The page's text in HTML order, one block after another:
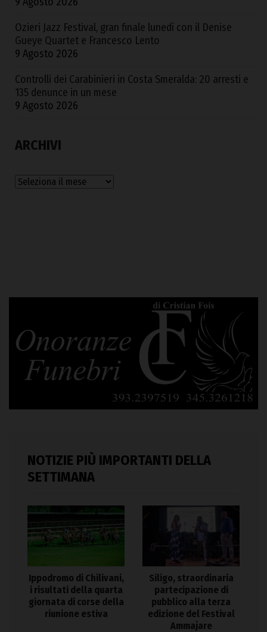
Ozieri Jazz Festival, gran finale lunedì con il Denise
Gueye Quartet e Francesco Lento
9 Agosto 2026
Controlli dei Carabinieri in Costa Smeralda: 20 arresti e
135 denunce in un mese
9 Agosto 2026
ARCHIVI
Archivi
NOTIZIE PIÙ IMPORTANTI DELLA
SETTIMANA
Ippodromo di Chilivani,
i risultati della quarta
giornata di corse della
riunione estiva
Siligo, straordinaria
partecipazione di
pubblico alla terza
edizione del Festival
Ammajare